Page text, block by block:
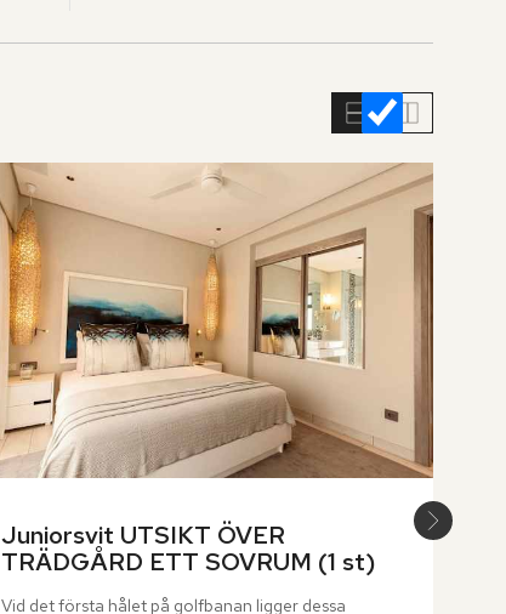
Juniorsvit UTSIKT ÖVER
TRÄDGÅRD ETT SOVRUM (1 st)
Vid det första hålet på golfbanan ligger dessa